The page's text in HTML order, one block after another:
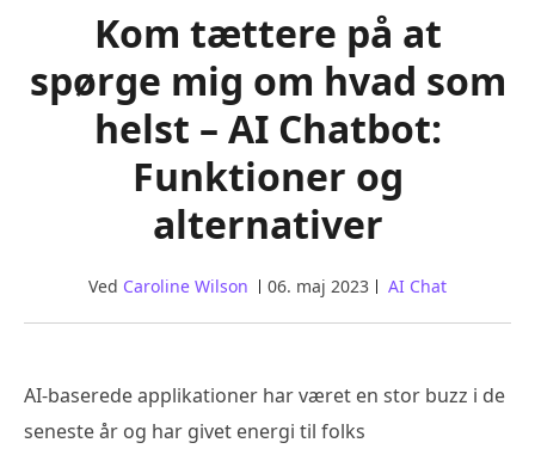
Kom tættere på at
spørge mig om hvad som
helst – AI Chatbot:
Funktioner og
alternativer
Ved Caroline Wilson 06. maj 2023 AI Chat
AI-baserede applikationer har været en stor buzz i de
seneste år og har givet energi til folks